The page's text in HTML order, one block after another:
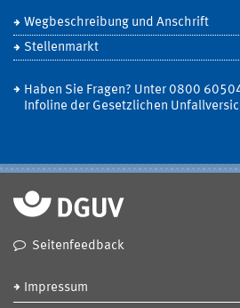
Wegbeschreibung und Anschrift
Stellenmarkt
Haben Sie Fragen? Unter 0800
Infoline der Gesetzlichen
Seitenfeedback
Impressum